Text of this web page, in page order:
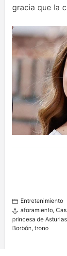
gracia que la
Entretenimiento
aforamiento,
princesa de Asturias
Borbón, trono